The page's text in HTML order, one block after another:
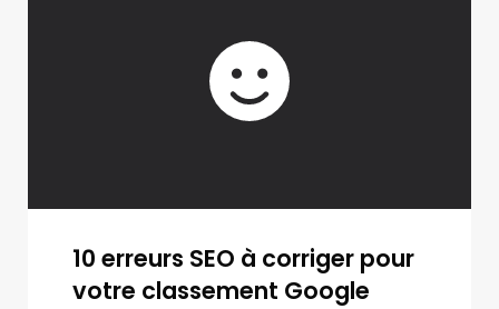
10 erreurs SEO à corriger pour
votre classement Google